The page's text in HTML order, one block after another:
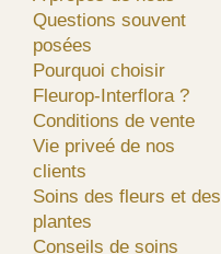
Questions souvent
posées
Pourquoi choisir
Fleurop-Interflora ?
Conditions de vente
Vie priveé de nos
clients
Soins des fleurs et des
plantes
Conseils de soins